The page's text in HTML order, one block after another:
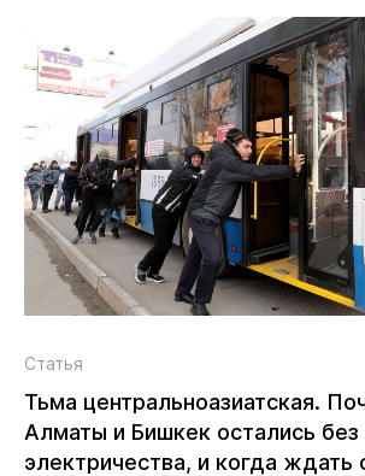
Статья
Тьма центральноазиатская.
Алматы и Бишкек остались без
электричества, и когда